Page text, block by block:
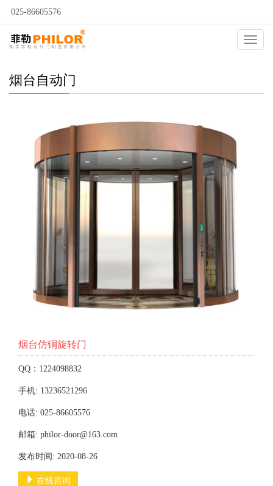
025-86605576
自动门
烟台自动门
烟台仿铜旋转门
QQ：1224098832
手机: 13236521296
电话: 025-86605576
邮箱: philor-door@163.com
发布时间: 2020-08-26
在线咨询